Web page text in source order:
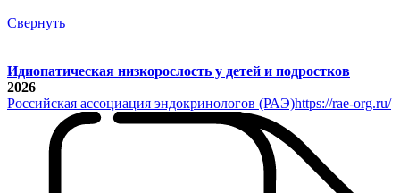
Свернуть
Идиопатическая низкорослость у детей и подростков
2026
Российская ассоциация эндокринологов (РАЭ)https://rae-org.ru/